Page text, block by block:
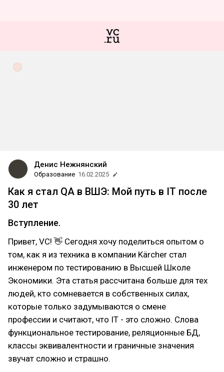
Денис Нежнянский
Образование 16.02.2025
Как я стал QA в ВШЭ: Мой путь в IT после
30 лет
Вступление.
Привет, VC! 👋 Сегодня хочу поделиться опытом о
том, как я из техника в компании Kärcher стал
инженером по тестированию в Высшей Школе
Экономики. Эта статья рассчитана больше для тех
людей, кто сомневается в собственных силах,
которые только задумываются о смене
профессии и считают, что IT - это сложно. Слова
функциональное тестирование, реляционные БД,
классы эквивалентности и граничные значения
звучат сложно и страшно.